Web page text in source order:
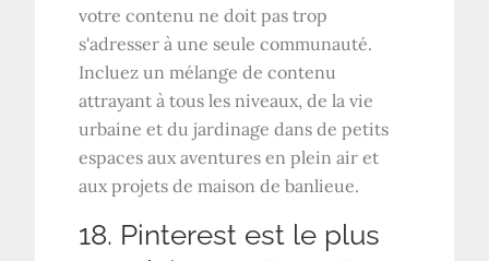
votre contenu ne doit pas trop
s'adresser à une seule communauté.
Incluez un mélange de contenu
attrayant à tous les niveaux, de la vie
urbaine et du jardinage dans de petits
espaces aux aventures en plein air et
aux projets de maison de banlieue.
18. Pinterest est le plus